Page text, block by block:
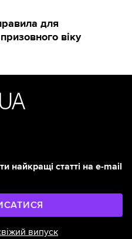
для
віку
найкращі статті на e-mail
випуск